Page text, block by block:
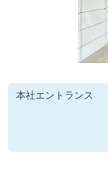
本社エントランス